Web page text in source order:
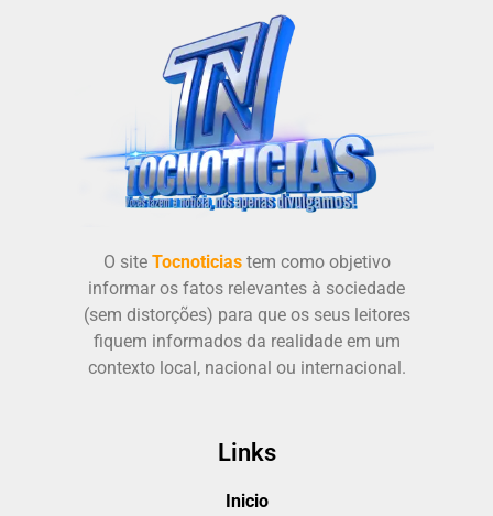
O site Tocnoticiastem como objetivo
informar os fatos relevantes à sociedade
(sem distorções) para que os seus leitores
fiquem informados da realidade em um
contexto local, nacional ou internacional.
Links
Inicio